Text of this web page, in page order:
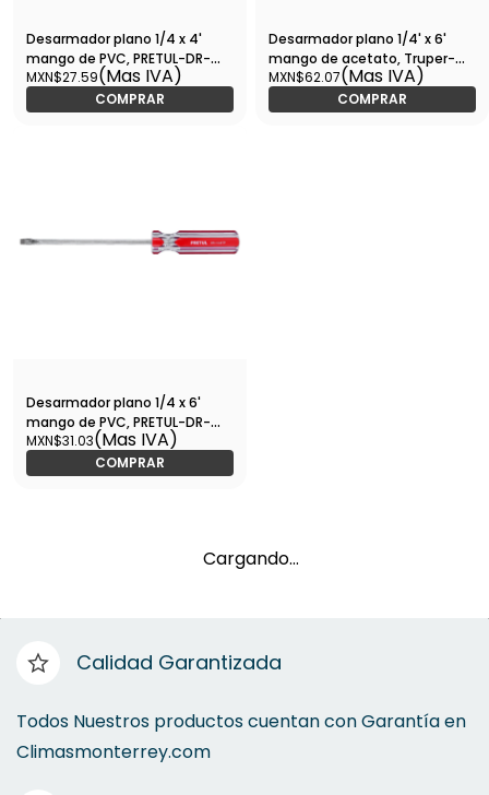
Desarmador plano 1/4 x 4'
mango de PVC, PRETUL-DR-
1/4X4TP / 21459
MXN$27.59(Mas IVA)
COMPRAR
Desarmador plano 1/4' x 6'
mango de acetato, Truper-
DR-1/4X6 / 13999
MXN$62.07(Mas IVA)
COMPRAR
Desarmador plano 1/4 x 6'
mango de PVC, PRETUL-DR-
1/4X6TP / 21462
MXN$31.03(Mas IVA)
COMPRAR
Cargando…
Calidad Garantizada
Todos Nuestros productos cuentan con Garantía en
Climasmonterrey.com